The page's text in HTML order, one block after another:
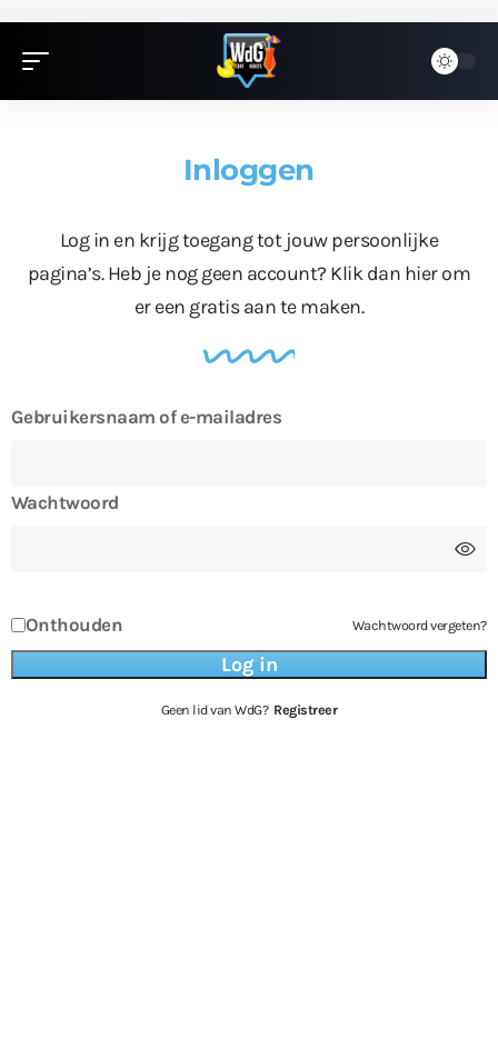
Inloggen
Log in en krijg toegang tot jouw persoonlijke
pagina’s. Heb je nog geen account? Klik dan hierom
er een gratis aan te maken.
Gebruikersnaam of e-mailadres
Wachtwoord
Onthouden Wachtwoord vergeten?
Geen lid van WdG? Registreer